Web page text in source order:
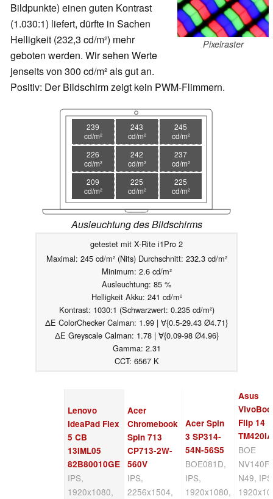
Pixelraster
Bildpunkte) einen guten Kontrast
(1.030:1) liefert, dürfte in Sachen
Helligkeit (232,3 cd/m²) mehr
geboten werden. Wir sehen Werte
jenseits von 300 cd/m² als gut an.
Positiv: Der Bildschirm zeigt kein PWM-Flimmern.
239
cd/m²
243
cd/m²
245
cd/m²
226
cd/m²
242
cd/m²
237
cd/m²
209
cd/m²
225
cd/m²
225
cd/m²
Ausleuchtung des Bildschirms
getestet mit X-Rite i1Pro 2
Maximal: 245 cd/m² (Nits) Durchschnitt: 232.3 cd/m²
Minimum: 2.6 cd/m²
Ausleuchtung: 85 %
Helligkeit Akku: 241 cd/m²
Kontrast: 1030:1 (Schwarzwert: 0.235 cd/m²)
ΔE ColorChecker Calman: 1.99 | ∀{0.5-29.43 Ø4.71}
ΔE Greyscale Calman: 1.78 | ∀{0.09-98 Ø4.96}
Gamma: 2.31
CCT: 6567 K
Lenovo
IdeaPad Flex
5 CB
13IML05
82B80010GE
IPS,
1920x1080,
Acer
Chromebook
Spin 713
CP713-2W-
560V
IPS,
2256x1504,
Acer Spin
3 SP314-
54N-56S5
BOE081D,
IPS,
1920x1080,
Asus
Flip 14
TM420IA
BOE
N49,